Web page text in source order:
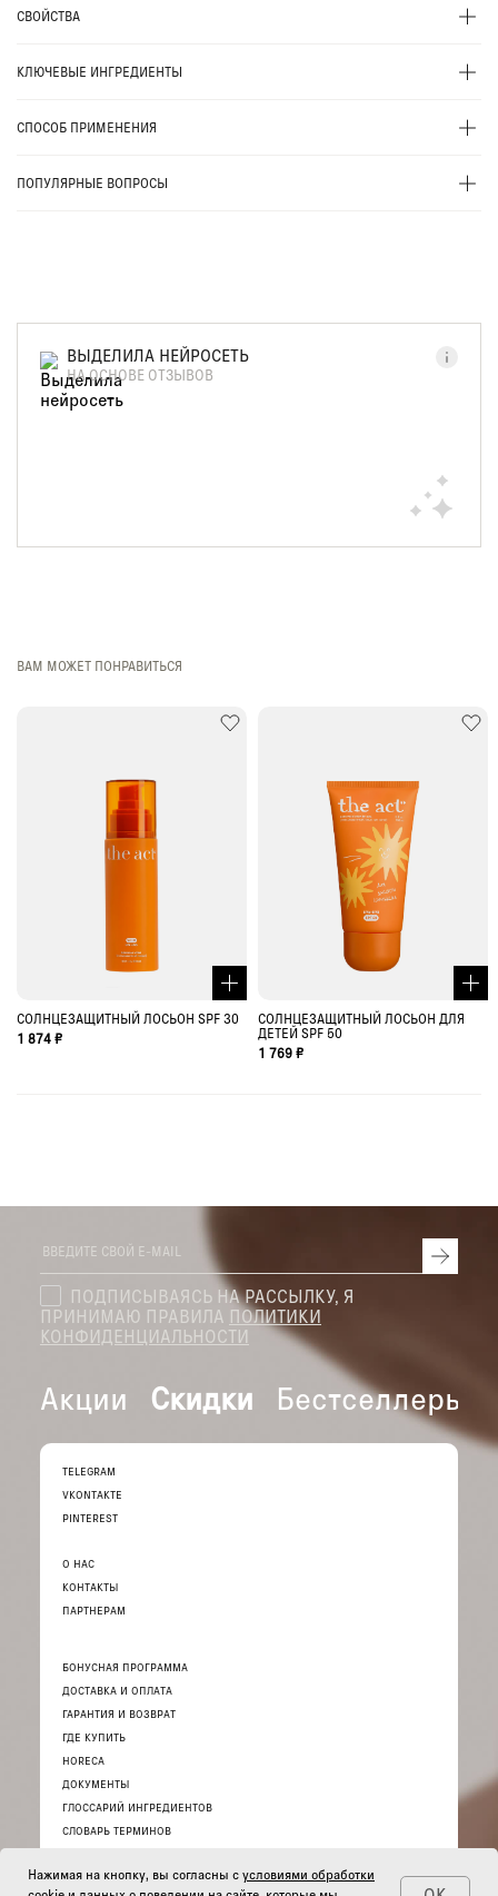
СВОЙСТВА
КЛЮЧЕВЫЕ ИНГРЕДИЕНТЫ
СПОСОБ ПРИМЕНЕНИЯ
ПОПУЛЯРНЫЕ ВОПРОСЫ
ВЫДЕЛИЛА НЕЙРОСЕТЬ
НА ОСНОВЕ ОТЗЫВОВ
ВАМ МОЖЕТ ПОНРАВИТЬСЯ
СОЛНЦЕЗАЩИТНЫЙ ЛОСЬОН SPF 30
1 874 ₽
СОЛНЦЕЗАЩИТНЫЙ ЛОСЬОН ДЛЯ
ДЕТЕЙ SPF 50
1 769 ₽
ПОДПИСЫВАЯСЬ НА РАССЫЛКУ, Я
ПРИНИМАЮ ПРАВИЛА ПОЛИТИКИ
КОНФИДЕНЦИАЛЬНОСТИ
Акции Скидки Бестселлеры
TELEGRAM
VKONTAKTE
PINTEREST
О НАС
КОНТАКТЫ
ПАРТНЕРАМ
БОНУСНАЯ ПРОГРАММА
ДОСТАВКА И ОПЛАТА
ГАРАНТИЯ И ВОЗВРАТ
ГДЕ КУПИТЬ
HORECA
ДОКУМЕНТЫ
ГЛОССАРИЙ ИНГРЕДИЕНТОВ
СЛОВАРЬ ТЕРМИНОВ
Нажимая на кнопку, вы согласны с условиями обработки